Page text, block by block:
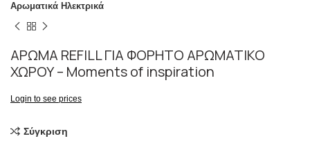
Αρωματικά Ηλεκτρικά
ΑΡΩΜΑ REFILL ΓΙΑ ΦΟΡΗΤΟ ΑΡΩΜΑΤΙΚΟ
ΧΩΡΟΥ – Moments of inspiration
Login to see prices
Σύγκριση